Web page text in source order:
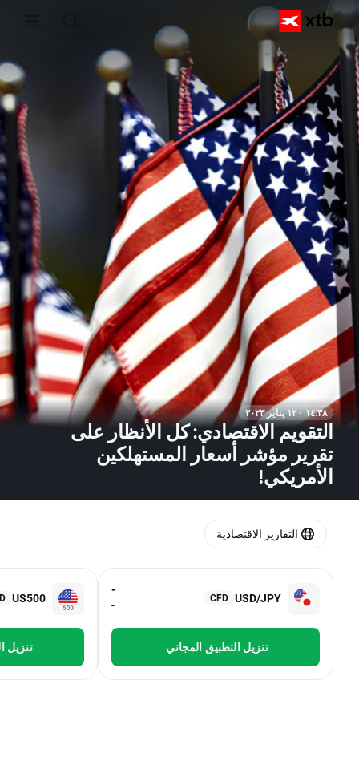
١٤:٣٨ · ١٢ يناير ٢٠٢٣
التقويم الاقتصادي: كل الأنظار على
تقرير مؤشر أسعار المستهلكين
الأمريكي!
USD/JPY
CFD
-
-
تنزيل التطبيق المجاني
US500
تنزيل
التقارير الاقتصادية